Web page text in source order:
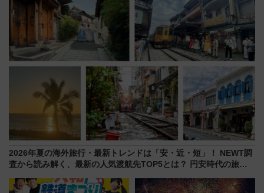
2026年夏の海外旅行・最新トレンドは「安・近・短」！ NEWT調
査から読み解く、最新の人気渡航先TOP5とは？ 円安時代の旅行